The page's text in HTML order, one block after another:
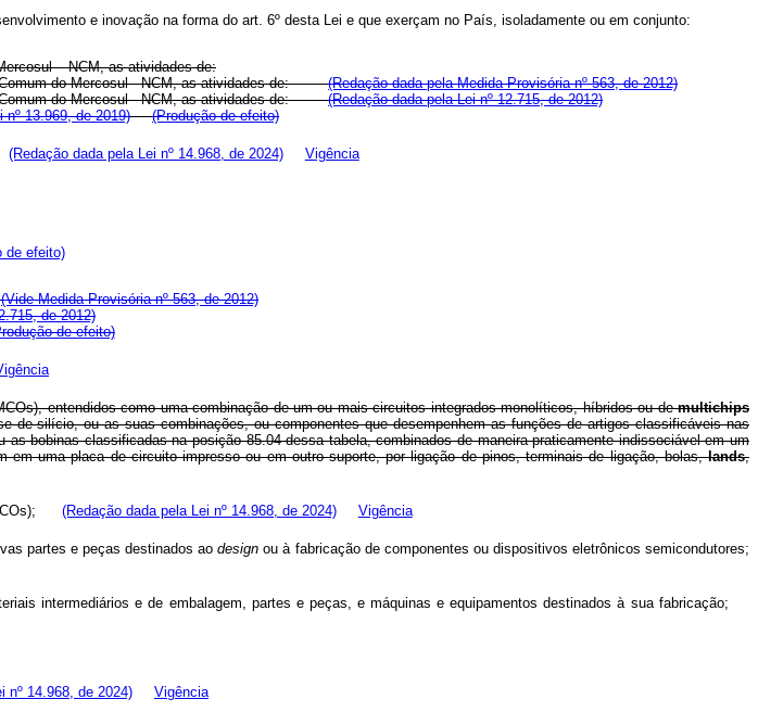
e inovação na forma do art. 6º desta Lei e que exerçam no País, isoladamente ou em conjunto:
– NCM, as atividades de:
Comum do Mercosul - NCM, as atividades de:(Redação dada pela Medida Provisória nº 563, de 2012)
Comum do Mercosul - NCM, as atividades de:(Redação dada pela Lei nº 12.715, de 2012)
nº 13.969, de 2019) (Produção de efeito)
(Redação dada pela Lei nº 14.968, de 2024) Vigência
de efeito)
(Vide Medida Provisória nº 563, de 2012)
de 2012)
de efeito)
entendidos como uma combinação de um ou mais circuitos integrados monolíticos, híbridos ou demultichips
silício, ou as suas combinações, ou componentes que desempenhem as funções de artigos classificáveis nas
bobinas classificadas na posição 85.04 dessa tabela, combinados de maneira praticamente indissociável em um
uma placa de circuito impresso ou em outro suporte, por ligação de pinos, terminais de ligação, bolas,lands,
(Redação dada pela Lei nº 14.968, de 2024) Vigência
partes e peças destinados aodesign ou à fabricação de componentes ou dispositivos eletrônicos semicondutores;
intermediários e de embalagem, partes e peças, e máquinas e equipamentos destinados à sua fabricação;
nº 14.968, de 2024)
Vigência